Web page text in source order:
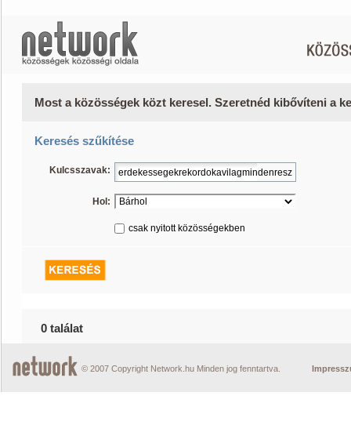
Most a közösségek közt keresel. Szeretnéd kibővíteni a
Keresés szűkítése
Kulcsszavak:
Hol:
csak nyitott közösségekben
0 találat
© 2007 Copyright Network.hu Minden jog fenntartva.